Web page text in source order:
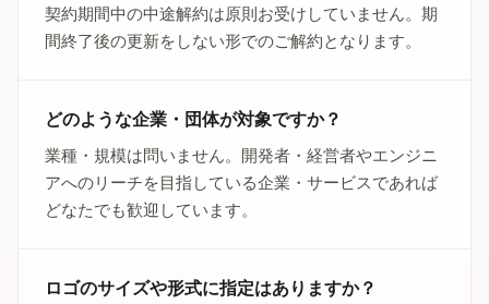
契約期間中の中途解約は原則お受けしていません。期
間終了後の更新をしない形でのご解約となります。
どのような企業・団体が対象ですか？
業種・規模は問いません。開発者・経営者やエンジニ
アへのリーチを目指している企業・サービスであれば
どなたでも歓迎しています。
ロゴのサイズや形式に指定はありますか？